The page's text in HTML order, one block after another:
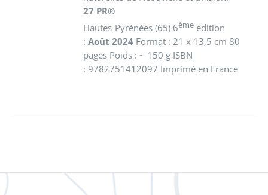
27 PR®
Hautes-Pyrénées (65) 6ème édition
: Août 2024 Format : 21 x 13,5 cm 80
pages Poids : ~ 150 g ISBN
: 9782751412097 Imprimé en France